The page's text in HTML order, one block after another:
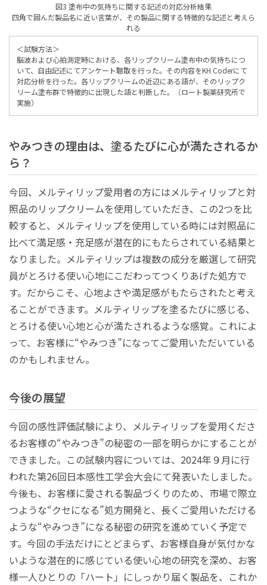
図3 塗布中の気持ちに関する記述の対応分析結果
四角で囲んだ製品名に近い言葉が、その製品に関する特徴的な記述と考えら
れる
＜試験方法＞
脳波および心拍測定時における、各リップクリーム塗布中の気持ちにつ
いて、自由記述にてアンケート聴取を行った。その内容をKH Coderにて
対応分析を行った。各リップクリームの近辺にある語が、そのリップク
リーム塗布群で特徴的に出現した語と判断した。（ロート製薬研究所で
実施）
やみつきの理由は、塗るたびに心が満たされるか
ら？
今回、メルティリップ愛用者の方にはメルティリップと対
照品のリップクリームを使用していただき、この2つを比
較すると、メルティリップを使用している時には対照品に
比べて満足感・充足感が潜在的にもたらされている結果と
なりました。メルティリップは複数の成分を厳選して研究
員がとろける使い心地にこだわってつくりあげた処方で
す。だからこそ、心地よさや満足感がもたらされたと考え
ることができます。メルティリップを塗るたびに感じる、
とろける使い心地と心が満たされるような感覚。これによ
って、お客様に“やみつき”になってご愛用いただいている
のかもしれません。
今後の展望
今回の感性評価試験により、メルティリップを愛用くださ
るお客様の“やみつき”の秘密の一部を明らかにすることが
できました。この試験内容については、2024年９月に行
われた第26回日本感性工学会大会にて発表いたしました。
今後も、お客様に愛される製品づくりのため、市場で際立
つような“クセになる”処方開発と、長くご愛用いただける
ような“やみつき”になる秘密の研究を進めていく予定で
す。今回の手法だけにとどまらず、お客様自身が気付かな
いような潜在的に感じている使い心地の研究を深め、お客
様一人ひとりの「ハート」にしっかり届く製品を、これか